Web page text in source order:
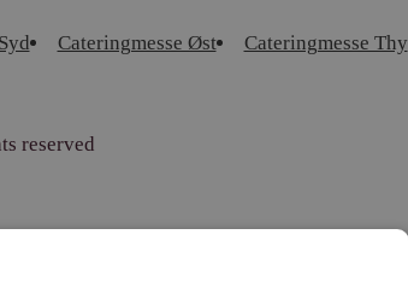
Cateringmesse Øst Cateringmesse Thy
reserved